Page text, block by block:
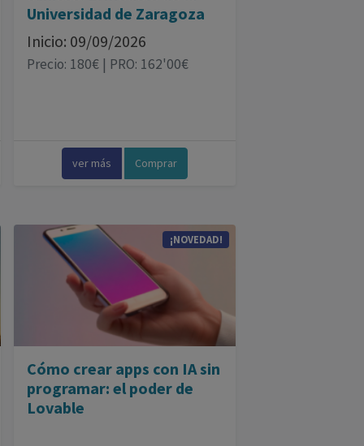
Universidad de Zaragoza
Inicio: 09/09/2026
Precio: 180€ | PRO: 162'00€
ver más Comprar
¡NOVEDAD!
Cómo crear apps con IA sin
programar: el poder de
Lovable